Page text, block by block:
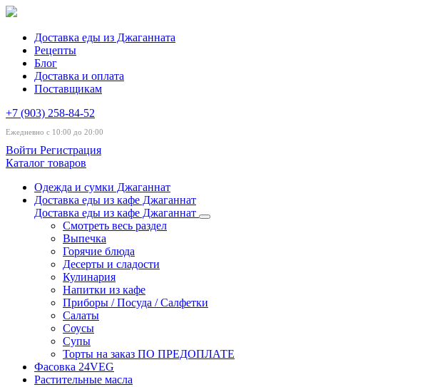
Доставка еды из Джаганната
Рецепты
Блог
Доставка и оплата
Поставщикам
+7 (903) 258-84-52
Ежедневно с 10:00 до 20:00
Войти Регистрация
Каталог товаров
Одежда и сумки Джаганнат
Доставка еды из кафе Джаганнат
Доставка еды из кафе Джаганнат
Смотреть весь раздел
Выпечка
Горячие блюда
Десерты и сладости
Кулинария
Напитки из кафе
Приборы / Посуда / Салфетки
Салаты
Соусы
Супы
Торты на заказ ПО ПРЕДОПЛАТЕ
Фасовка 24VEG
Растительные масла